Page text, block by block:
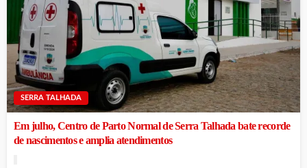
SERRA TALHADA
Em julho, Centro de Parto Normal de Serra Talhada bate recorde
de nascimentos e amplia atendimentos